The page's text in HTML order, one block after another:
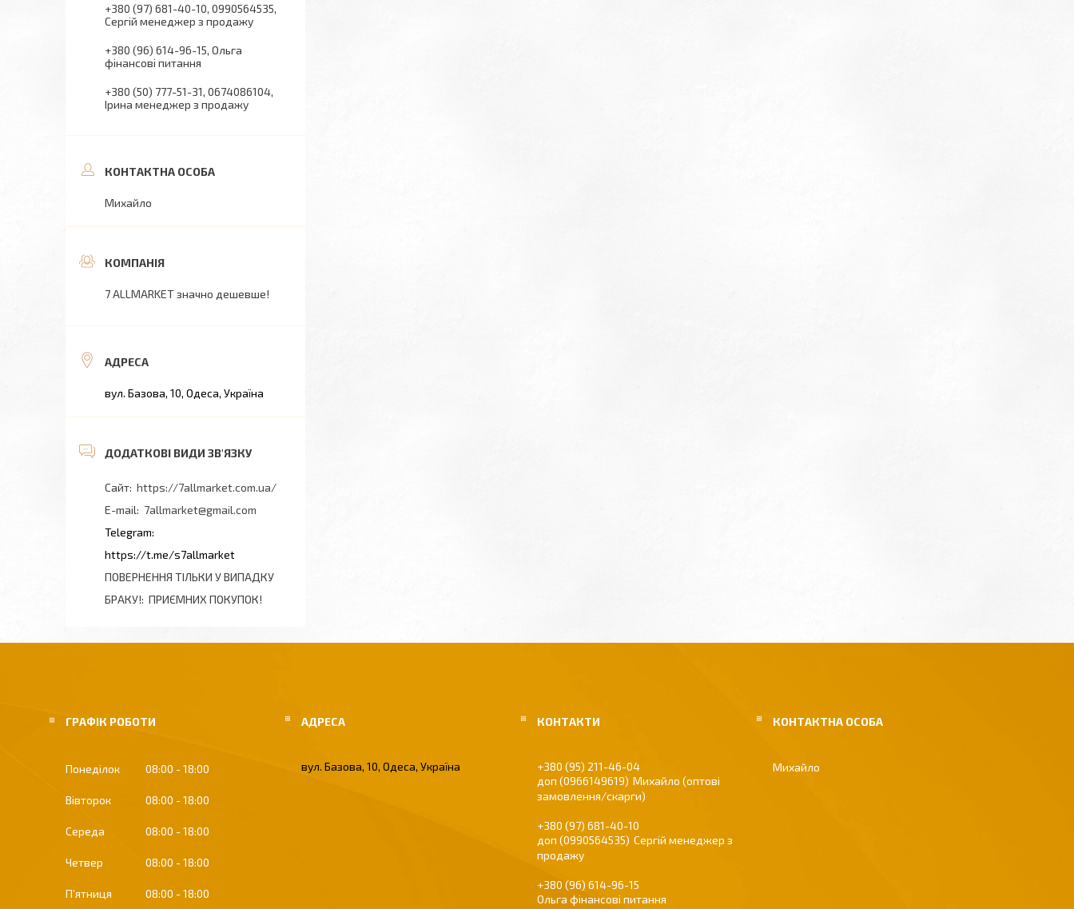
+380 (97) 681-40-10 0990564535
Сергій менеджер з продажу
+380 (96) 614-96-15 Ольга
фінансові питання
+380 (50) 777-51-31 0674086104
Ірина менеджер з продажу
Михайло
7 ALLMARKET значно дешевше!
вул. Базова, 10, Одеса, Україна
https://7allmarket.com.ua/
7allmarket@gmail.com
https://t.me/s7allmarket
ПОВЕРНЕННЯ ТІЛЬКИ У ВИПАДКУ
БРАКУ! ПРИЄМНИХ ПОКУПОК!
ГРАФІК РОБОТИ
Понеділок 08:00 18:00
Вівторок 08:00 18:00
Середа 08:00 18:00
Четвер 08:00 18:00
Пʼятниця 08:00 18:00
вул. Базова, 10, Одеса, Україна
+380 (95) 211-46-04
0966149619
Михайло (оптові
замовлення/скарги)
+380 (97) 681-40-10
0990564535
Сергій менеджер з
продажу
+380 (96) 614-96-15
Ольга фінансові питання
Михайло